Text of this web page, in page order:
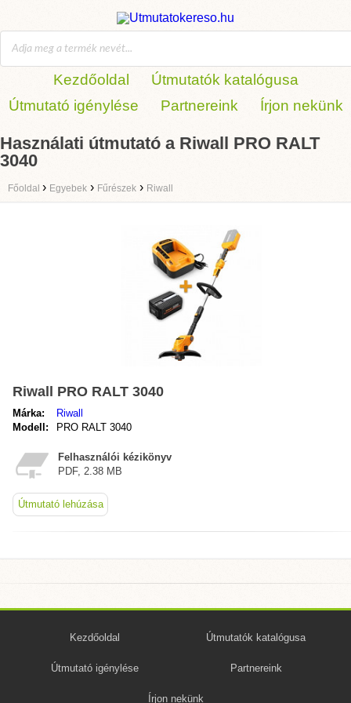
Kezdőoldal
Útmutatók katalógusa
Útmutató igénylése
Partnereink Írjon nekünk
Használati útmutató a Riwall PRO RALT
3040
Főoldal › Egyebek › Fűrészek › Riwall
Riwall PRO RALT 3040
Márka:
Riwall
Modell:
PRO RALT 3040
Felhasználói kézikönyv
PDF, 2.38 MB
Útmutató lehúzása
Kezdőoldal Útmutatók katalógusa
Útmutató igénylése Partnereink
Írjon nekünk